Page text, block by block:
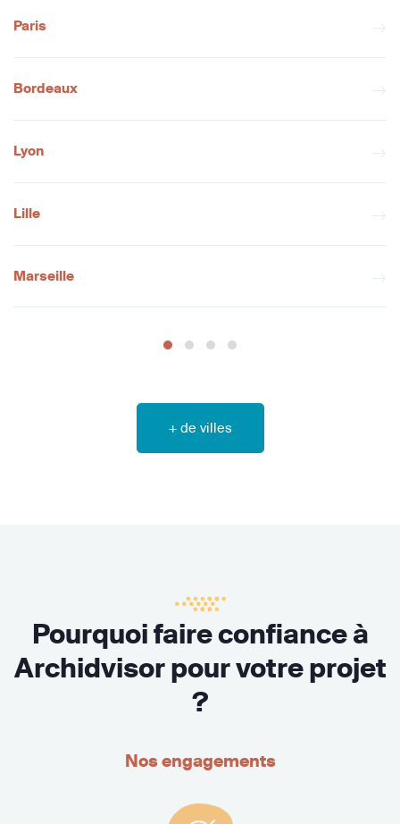
Paris
Bordeaux
Lyon
Lille
Marseille
+ de villes
Pourquoi faire confiance à
Archidvisor pour votre projet
?
Nos engagements